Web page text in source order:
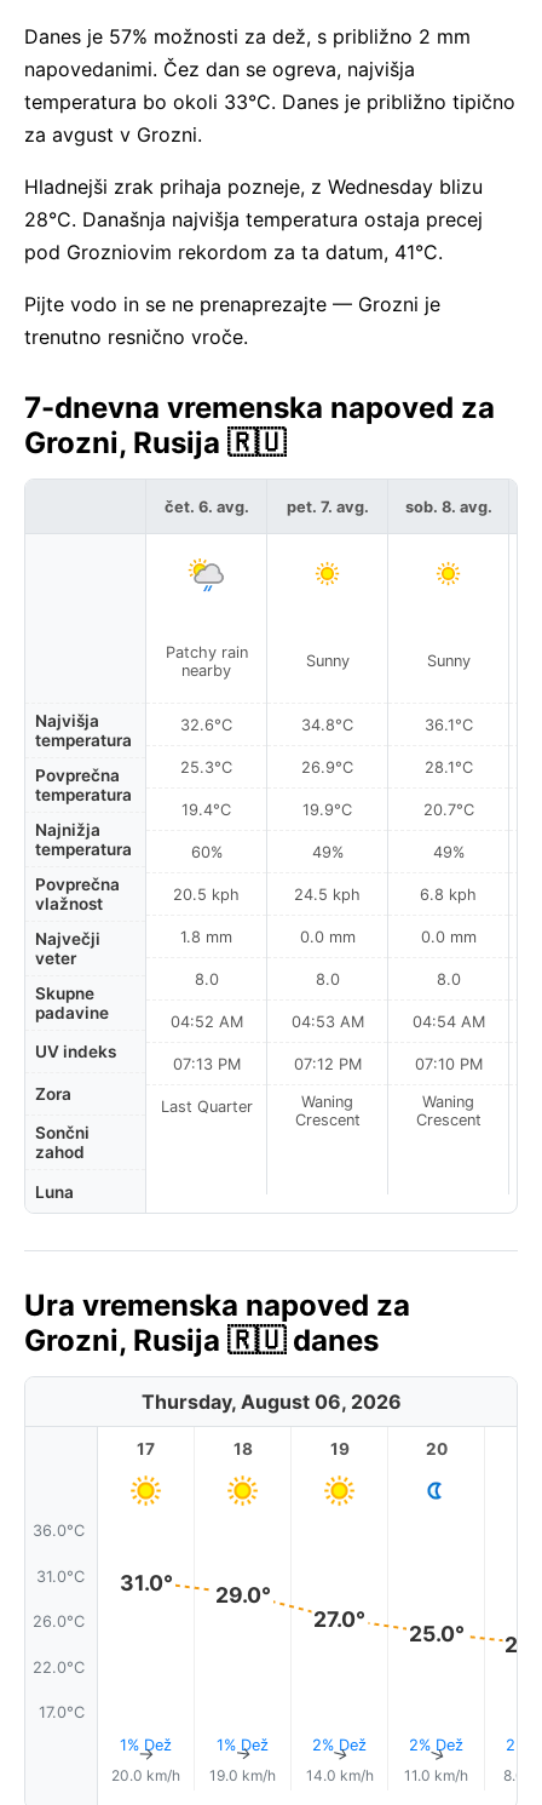
Danes je 57% možnosti za dež, s približno 2 mm
napovedanimi. Čez dan se ogreva, najvišja
temperatura bo okoli 33°C. Danes je približno tipično
za avgust v Grozni.
Hladnejši zrak prihaja pozneje, z Wednesday blizu
28°C. Današnja najvišja temperatura ostaja precej
pod Grozniovim rekordom za ta datum, 41°C.
Pijte vodo in se ne prenaprezajte — Grozni je
trenutno resnično vroče.
7-dnevna vremenska napoved za
Grozni, Rusija 🇷🇺
Najvišja
temperatura
Povprečna
temperatura
Najnižja
temperatura
Povprečna
vlažnost
Največji
veter
Skupne
padavine
UV indeks
Zora
Sončni
zahod
Luna
čet. 6. avg.
Patchy rain
nearby
32.6°C
25.3°C
19.4°C
60%
20.5 kph
1.8 mm
8.0
04:52 AM
07:13 PM
Last Quarter
pet. 7. avg.
Sunny
34.8°C
26.9°C
19.9°C
49%
24.5 kph
0.0 mm
8.0
04:53 AM
07:12 PM
Waning
Crescent
sob. 8. avg.
Sunny
36.1°C
28.1°C
20.7°C
49%
6.8 kph
0.0 mm
8.0
04:54 AM
07:10 PM
Waning
Crescent
Ura vremenska napoved za
Grozni, Rusija 🇷🇺 danes
Thursday, August 06, 2026
36.0°C
31.0°C
26.0°C
22.0°C
17.0°C
17
31.0°
1% Dež
↑
20.0 km/h
18
29.0°
1% Dež
↑
19.0 km/h
19
27.0°
2% Dež
↑
14.0 km/h
20
25.0°
2% Dež
↑
11.0 km/h
2%
8.0